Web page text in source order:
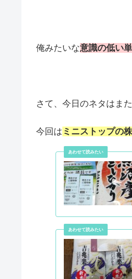
俺みたいな意識の低い
さて、今日のネタはま
今回は ミニストップの